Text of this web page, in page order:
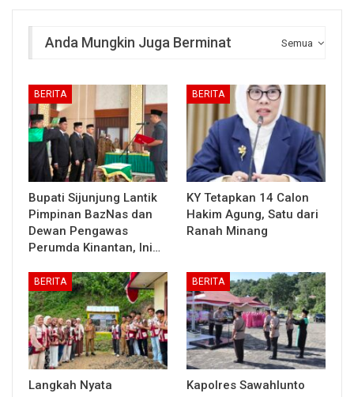
Semua
Anda Mungkin Juga Berminat
BERITA
Bupati Sijunjung Lantik
Pimpinan BazNas dan
Dewan Pengawas
Perumda Kinantan, Ini…
BERITA
KY Tetapkan 14 Calon
Hakim Agung, Satu dari
Ranah Minang
BERITA
Langkah Nyata
BERITA
Kapolres Sawahlunto